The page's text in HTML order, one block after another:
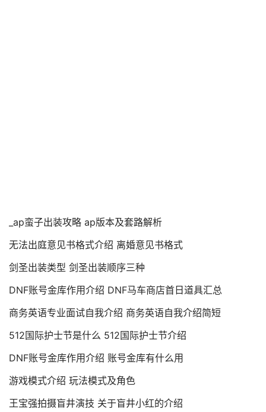
_ap蛮子出装攻略 ap版本及套路解析
无法出庭意见书格式介绍 离婚意见书格式
剑圣出装类型 剑圣出装顺序三种
DNF账号金库作用介绍 DNF马车商店首日道具汇总
商务英语专业面试自我介绍 商务英语自我介绍简短
512国际护士节是什么 512国际护士节介绍
DNF账号金库作用介绍 账号金库有什么用
游戏模式介绍 玩法模式及角色
王宝强拍摄盲井演技 关于盲井小红的介绍